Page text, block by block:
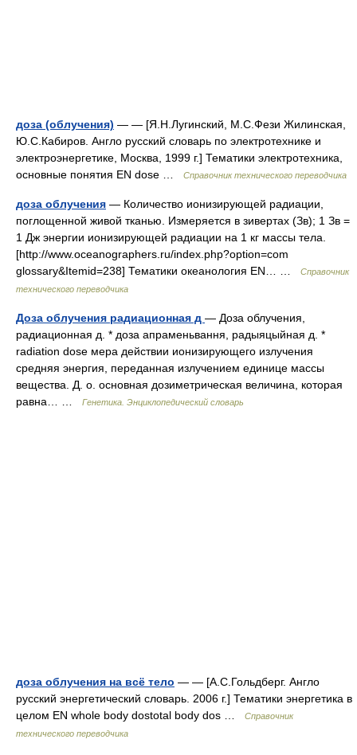
доза (облучения) — — [Я.Н.Лугинский, М.С.Фези Жилинская,
Ю.С.Кабиров. Англо русский словарь по электротехнике и
электроэнергетике, Москва, 1999 г.] Тематики электротехника,
основные понятия EN dose …
Справочник технического переводчика
доза облучения — Количество ионизирующей радиации,
поглощенной живой тканью. Измеряется в зивертах (Зв); 1 Зв =
1 Дж энергии ионизирующей радиации на 1 кг массы тела.
[http://www.oceanographers.ru/index.php?option=com
glossary&Itemid=238] Тематики океанология EN… …
Справочник
технического переводчика
Доза облучения радиационная д — Доза облучения,
радиационная д. * доза апраменьвання, радыяцыйная д. *
radiation dose мера действии ионизирующего излучения
средняя энергия, переданная излучением единице массы
вещества. Д. о. основная дозиметрическая величина, которая
равна… …
Генетика. Энциклопедический словарь
доза облучения на всё тело — — [А.С.Гольдберг. Англо
русский энергетический словарь. 2006 г.] Тематики энергетика в
целом EN whole body dostotal body dos …
Справочник
технического переводчика